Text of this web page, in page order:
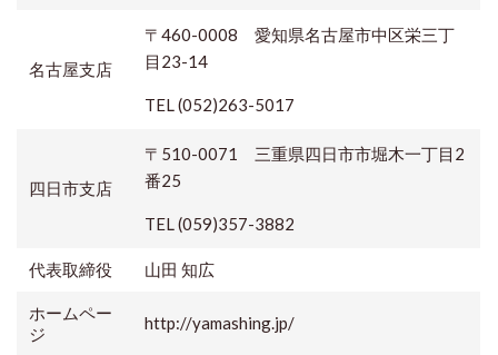
名古屋支店
〒460-0008 愛知県名古屋市中区栄三丁
目23-14
TEL (052)263-5017
四日市支店
〒510-0071 三重県四日市市堀木一丁目2
番25
TEL (059)357-3882
代表取締役 山田 知広
ホームペー
ジ
http://yamashing.jp/